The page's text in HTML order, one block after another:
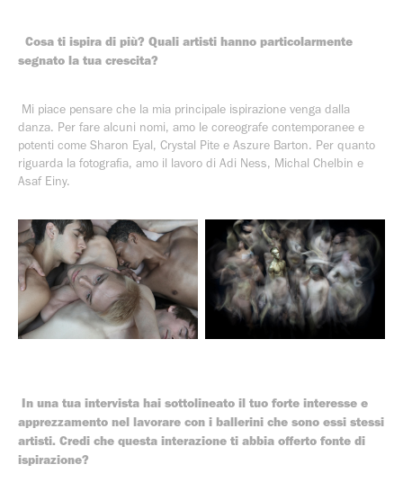
Cosa ti ispira di più? Quali artisti hanno particolarmente
segnato la tua crescita?
Mi piace pensare che la mia principale ispirazione venga dalla
danza. Per fare alcuni nomi, amo le coreografe contemporanee e
potenti come Sharon Eyal, Crystal Pite e Aszure Barton. Per quanto
riguarda la fotografia, amo il lavoro di Adi Ness, Michal Chelbin e
Asaf Einy.
In una tua intervista hai sottolineato il tuo forte interesse e
apprezzamento nel lavorare con i ballerini che sono essi stessi
artisti. Credi che questa interazione ti abbia offerto fonte di
ispirazione?